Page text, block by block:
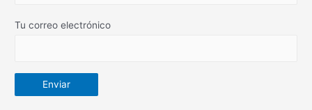
Tu correo electrónico